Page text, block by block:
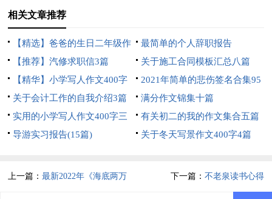
相关文章推荐
【精选】爸爸的生日二年级作
文三篇
最简单的个人辞职报告
【推荐】汽修求职信3篇
关于施工合同模板汇总八篇
【精华】小学写人作文400字
汇编5篇
2021年简单的悲伤签名合集95
句
关于会计工作的自我介绍3篇
满分作文锦集十篇
实用的小学写人作文400字三
篇
有关初二的我的作文集合五篇
导游实习报告(15篇)
关于冬天写景作文400字4篇
上一篇：最新2022年《海底两万 下一篇： 不老泉读书心得